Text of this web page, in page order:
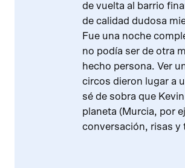
de vuelta al barrio
de calidad dudosa
Fue una noche
no podía ser de otra
hecho persona. Ver
circos dieron lugar a
sé de sobra que
planeta (Murcia, por
conversación, risas y